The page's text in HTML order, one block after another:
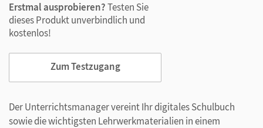
Erstmal ausprobieren?Testen Sie
dieses Produkt unverbindlich und
kostenlos!
Zum Testzugang
Der Unterrichtsmanager vereint Ihr digitales Schulbuch
sowie die wichtigsten Lehrwerkmaterialien in einem